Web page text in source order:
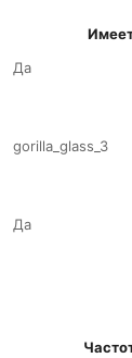
Да
gorilla_glass_3
Да